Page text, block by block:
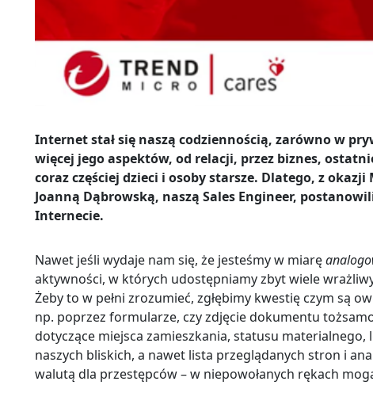
Internet stał się naszą codziennością, zarówno w
więcej jego aspektów, od relacji, przez biznes,
coraz częściej dzieci i osoby starsze. Dlatego, z
Joanną Dąbrowską, naszą Sales Engineer,
Internecie.
Nawet jeśli wydaje nam się, że jesteśmy w miarę
aktywności, w których udostępniamy zbyt wiele
Żeby to w pełni zrozumieć, zgłębimy kwestię czym są
np. poprzez formularze, czy zdjęcie dokumentu
dotyczące miejsca zamieszkania, statusu
naszych bliskich, a nawet lista przeglądanych stron i
walutą dla przestępców – w niepowołanych rękach